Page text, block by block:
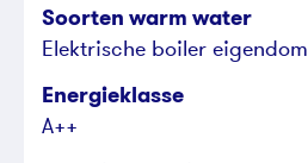
Soorten warm water
Elektrische boiler eigendom
Energieklasse
A++